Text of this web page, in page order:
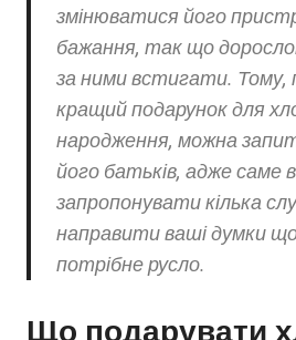
змінюватися його
бажання, так що
за ними встигати. Тому,
кращий подарунок для
народження, можна
його батьків, адже саме
запропонувати кілька
направити ваші думки
потрібне русло.
Що подарувати